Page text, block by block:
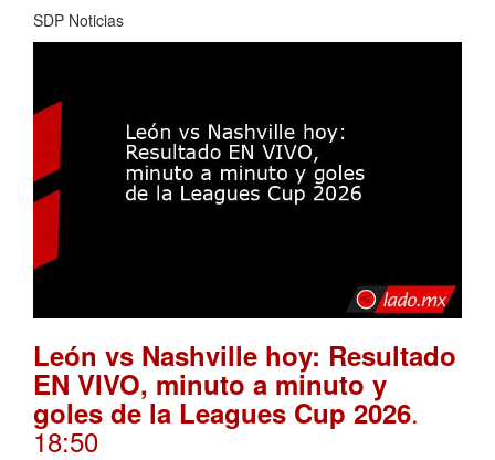
SDP Noticias
León vs Nashville hoy: Resultado
EN VIVO, minuto a minuto y
goles de la Leagues Cup 2026.
18:50